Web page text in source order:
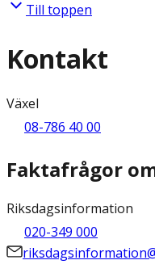
Till toppen
Kontakt
Växel
08-786 40 00
Faktafrågor
Riksdagsinformation
020-349 000